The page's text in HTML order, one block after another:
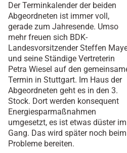
Der Terminkalender der beiden
Abgeordneten ist immer voll,
gerade zum Jahresende. Umso
mehr freuen sich BDK-
Landesvorsitzender Steffen
und seine Ständige Vertreterin
Petra Wiesel auf den
Termin in Stuttgart. Im Haus der
Abgeordneten geht es in den 3.
Stock. Dort werden konsequent
Energiesparmaßnahmen
umgesetzt, es ist etwas düster im
Gang. Das wird später noch
Probleme bereiten.